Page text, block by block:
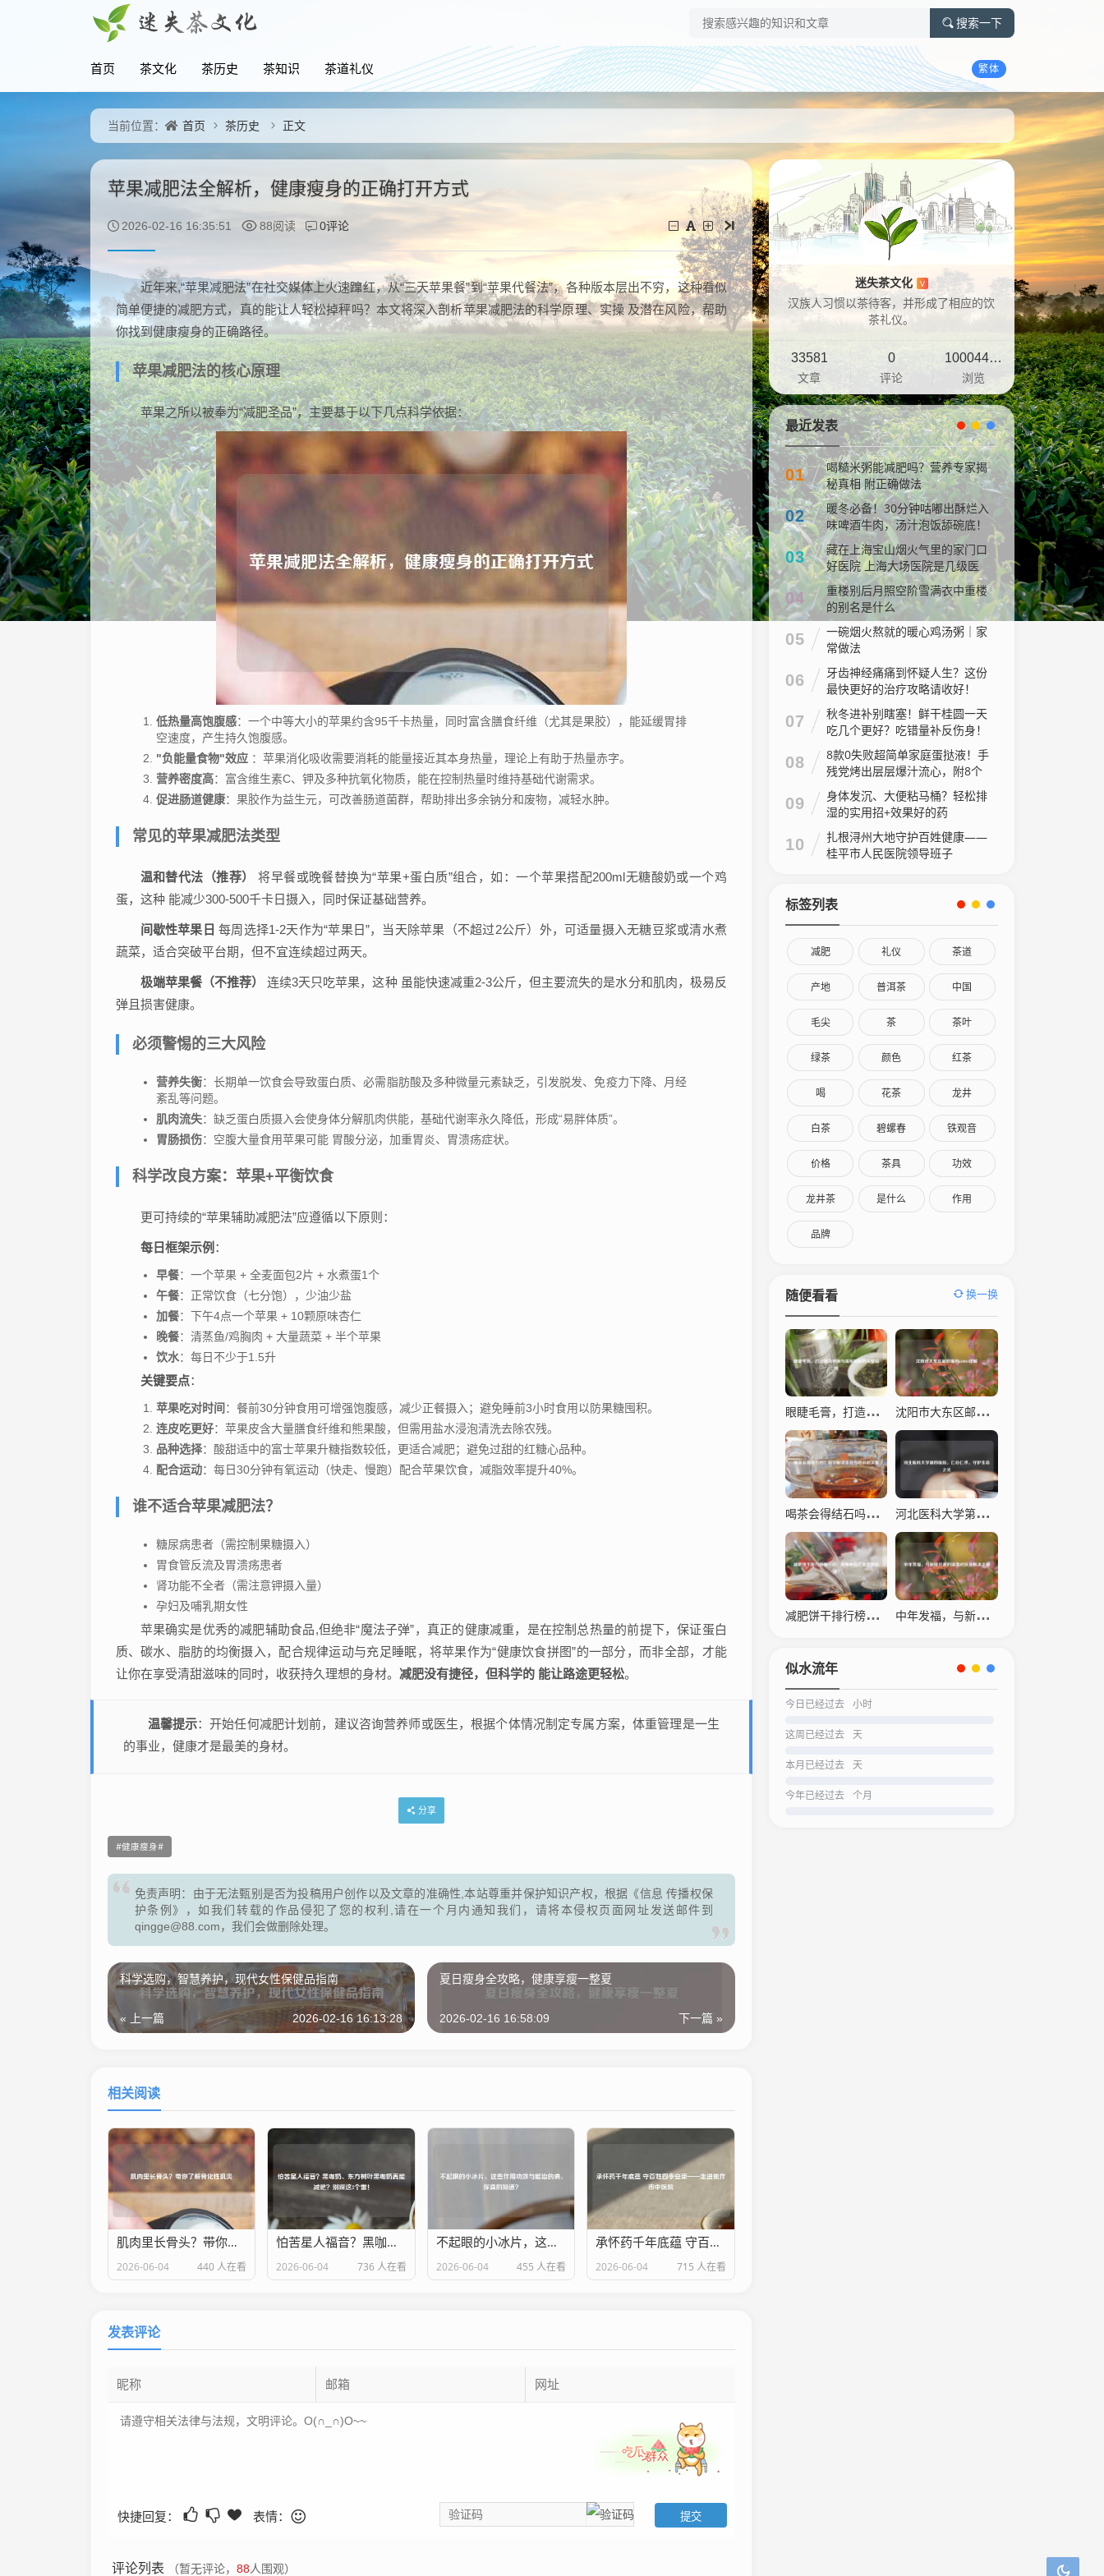
搜索一下
首页 茶文化 茶历史 茶知识 茶道礼仪 繁体
当前位置： 首页 茶历史 正文
苹果减肥法全解析，健康瘦身的正确打开方式
2026-02-16 16:35:51 88阅读 0评论
近年来,“苹果减肥法”在社交媒体上火速蹿红，从“三天苹果餐”到“苹果代餐法”，各种版本层出不穷，这种看似
简单便捷的减肥方式，真的能让人轻松掉秤吗？本文将深入剖析苹果减肥法的科学原理、实操 及潜在风险，帮助
你找到健康瘦身的正确路径。
苹果减肥法的核心原理
苹果之所以被奉为“减肥圣品”，主要基于以下几点科学依据：
低热量高饱腹感：一个中等大小的苹果约含95千卡热量，同时富含膳食纤维（尤其是果胶），能延缓胃排
空速度，产生持久饱腹感。
"负能量食物"效应：苹果消化吸收需要消耗的能量接近其本身热量，理论上有助于热量赤字。
营养密度高：富含维生素C、钾及多种抗氧化物质，能在控制热量时维持基础代谢需求。
促进肠道健康：果胶作为益生元，可改善肠道菌群，帮助排出多余钠分和废物，减轻水肿。
常见的苹果减肥法类型
温和替代法（推荐）
将早餐或晚餐替换为“苹果+蛋白质”组合，如：一个苹果搭配200ml无糖酸奶或一个鸡
蛋，这种 能减少300-500千卡日摄入，同时保证基础营养。
间歇性苹果日 每周选择1-2天作为“苹果日”，当天除苹果（不超过2公斤）外，可适量摄入无糖豆浆或清水煮
蔬菜，适合突破平台期，但不宜连续超过两天。
极端苹果餐（不推荐）
连续3天只吃苹果，这种 虽能快速减重2-3公斤，但主要流失的是水分和肌肉，极易反
弹且损害健康。
必须警惕的三大风险
营养失衡：长期单一饮食会导致蛋白质、必需脂肪酸及多种微量元素缺乏，引发脱发、免疫力下降、月经
紊乱等问题。
肌肉流失：缺乏蛋白质摄入会使身体分解肌肉供能，基础代谢率永久降低，形成“易胖体质”。
胃肠损伤：空腹大量食用苹果可能 胃酸分泌，加重胃炎、胃溃疡症状。
科学改良方案：苹果+平衡饮食
更可持续的“苹果辅助减肥法”应遵循以下原则：
每日框架示例 ：
早餐：一个苹果 + 全麦面包2片 + 水煮蛋1个
午餐：正常饮食（七分饱），少油少盐
加餐：下午4点一个苹果 + 10颗原味杏仁
晚餐：清蒸鱼/鸡胸肉 + 大量蔬菜 + 半个苹果
饮水：每日不少于1.5升
关键要点：
苹果吃对时间 ：餐前30分钟食用可增强饱腹感，减少正餐摄入；避免睡前3小时食用以防果糖囤积。
连皮吃更好：苹果皮含大量膳食纤维和熊果酸，但需用盐水浸泡清洗去除农残。
品种选择：酸甜适中的富士苹果升糖指数较低，更适合减肥；避免过甜的红糖心品种。
配合运动：每日30分钟有氧运动（快走、慢跑）配合苹果饮食，减脂效率提升40%。
谁不适合苹果减肥法？
糖尿病患者（需控制果糖摄入）
胃食管反流及胃溃疡患者
肾功能不全者（需注意钾摄入量）
孕妇及哺乳期女性
苹果确实是优秀的减肥辅助食品,但绝非“魔法子弹”，真正的健康减重，是在控制总热量的前提下，保证蛋白
质、碳水、脂肪的均衡摄入，配合规律运动与充足睡眠，将苹果作为“健康饮食拼图”的一部分，而非全部，才能
让你在享受清甜滋味的同时，收获持久理想的身材。 减肥没有捷径，但科学的 能让路途更轻松。
温馨提示：开始任何减肥计划前，建议咨询营养师或医生，根据个体情况制定专属方案，体重管理是一生
的事业，健康才是最美的身材。
分享
健康瘦身
免责声明：由于无法甄别是否为投稿用户创作以及文章的准确性,本站尊重并保护知识产权，根据《信息 传播权保
护条例》，如我们转载的作品侵犯了您的权利,请在一个月内通知我们，请将本侵权页面网址发送邮件到
qingge@88.com，我们会做删除处理。
科学选购，智慧养护，现代女性保健品指南
« 上一篇 2026-02-16 16:13:28
夏日瘦身全攻略，健康享瘦一整夏
下一篇 »
2026-02-16 16:58:09
相关阅读
肌肉里长骨头？带你了解骨化性肌炎
2026-06-04 440 人在看
怕苦星人福音？黑咖奶、东方树叶黑咖奶真能减肥？别踩这3个雷！
2026-06-04 736 人在看
不起眼的小冰片，这些作用功效与能治的病，你真的知道？
2026-06-04 455 人在看
承怀药千年底蕴 守百姓四季安康——走进焦作市中医院
2026-06-04 715 人在看
发表评论
快捷回复： 表情：
评论列表 （暂无评论， 88人围观）
迷失茶文化 V
汉族人习惯以茶待客，并形成了相应的饮
茶礼仪。
33581
文章
0
评论
10004401
浏览
最近发表
01
喝糙米粥能减肥吗？营养专家揭
秘真相 附正确做法
02
暖冬必备！30分钟咕嘟出酥烂入
味啤酒牛肉，汤汁泡饭舔碗底！
03
藏在上海宝山烟火气里的家门口
好医院 上海大场医院是几级医
院
04
重楼别后月照空阶雪满衣中重楼
的别名是什么
05
一碗烟火熬就的暖心鸡汤粥｜家
常做法
06
牙齿神经痛痛到怀疑人生？这份
最快更好的治疗攻略请收好！
07
秋冬进补别瞎塞！鲜干桂圆一天
吃几个更好？吃错量补反伤身！
08
8款0失败超简单家庭蛋挞液！手
残党烤出层层爆汁流心，附8个
家庭做法视频
09
身体发沉、大便粘马桶？轻松排
湿的实用招+效果好的药
10
扎根浔州大地守护百姓健康——
桂平市人民医院领导班子
标签列表
减肥 礼仪 茶道
产地 普洱茶 中国
毛尖 茶 茶叶
绿茶 颜色 红茶
喝 花茶 龙井
白茶 碧螺春 铁观音
价格 茶具 功效
龙井茶 是什么 作用
品牌
随便看看 换一换
眼睫毛膏，打造魅力电眼与温和卸除的完整指南 沈阳市大东区邮政编码110043详解
喝茶会得结石吗？科学解读茶叶与结石的关系 河北医科大学第四医院，仁心仁术，守护生命之光
减肥饼干排行榜之一名，瘦身神器还是营销陷阱？ 中年发福，与新陈代谢的温柔对抗及解决之道
似水流年
今日已经过去 小时
这周已经过去 天
本月已经过去 天
今年已经过去 个月